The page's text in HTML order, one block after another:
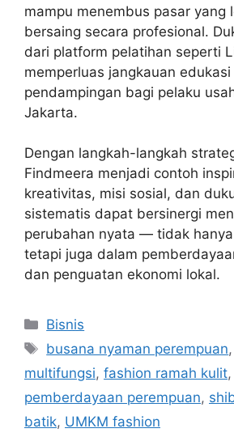
mampu menembus pasar yang
bersaing secara profesional.
dari platform pelatihan seperti
memperluas jangkauan edukasi
pendampingan bagi pelaku
Jakarta.
Dengan langkah-langkah
Findmeera menjadi contoh
kreativitas, misi sosial, dan
sistematis dapat bersinergi
perubahan nyata — tidak
tetapi juga dalam
dan penguatan ekonomi lokal.
Categories
Bisnis
Tags
busana nyaman perempuan,
multifungsi, fashion ramah kulit,
pemberdayaan perempuan,
batik, UMKM fashion